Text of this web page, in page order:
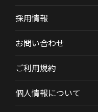
採用情報
お問い合わせ
ご利用規約
個人情報について